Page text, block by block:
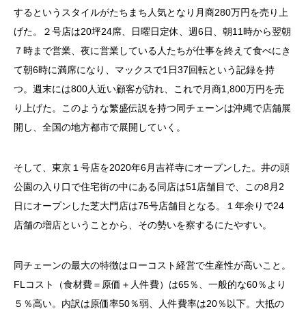
するというスタイルがたちまち人気となり月商280万円を売り上
げた。２号店は20坪24席、日曜日定休、週6日、朝11時から翌朝
７時まで営業、夜に営業している人たちが仕事を終えて食べにき
て朝6時に満席になり、マックスで1日37回転という記録を持
つ。週末には800人近い顧客が訪れ、これで月商1,800万円を売
り上げた。このような繁盛伝説を持つ同チェーンは沖縄で店舗展
開し、全国の地方都市で展開していく。
そして、東京１号店を2020年6月吉祥寺にオープンした。井の頭
公園の入り口で住宅街の中にある同店は51 店舗目で、この8月 2
日にオープンした芝大門店は75号店舗目となる。１年余りで24
店舗の増店ということから、その勢いを察するにたやすい。
同チェーンの最大の特徴はローコスト経営で生産性が高いこと。
FL コスト（食材費＝原価＋人件費）は65％、一般的な60％より
５％高い。内訳は原価率50％弱、人件費率は20％以下。大抵の